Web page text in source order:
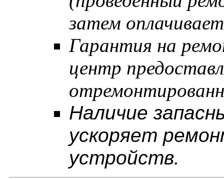
затем
Гарантия на
центр
Наличие
ускоряет
устройств.